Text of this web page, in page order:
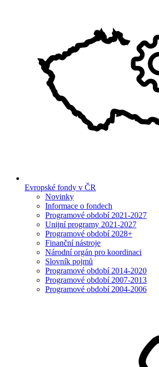
Evropské fondy v ČR
Novinky
Informace o fondech
Programové období 2021-2027
Unijní programy 2021-2027
Programové období 2028+
Finanční nástroje
Národní orgán pro koordinaci
Slovník pojmů
Programové období 2014-2020
Programové období 2007-2013
Programové období 2004-2006